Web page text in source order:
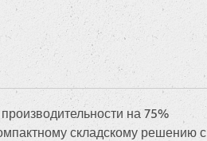
на 75%
складскому решению с